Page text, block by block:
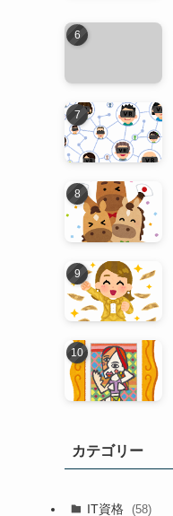
カテゴリー
IT資格 (58)